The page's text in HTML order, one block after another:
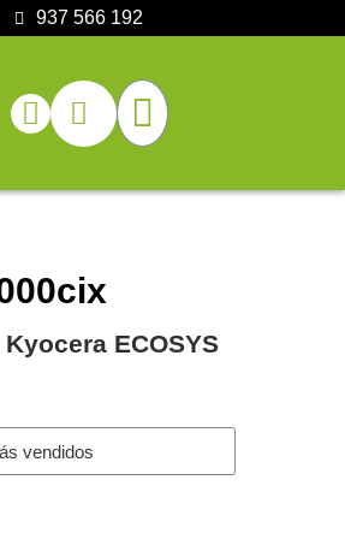
937 566 192
ECOSYS